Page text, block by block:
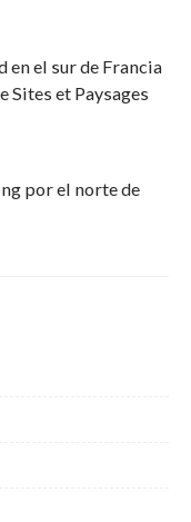
en el sur de Francia
Sites et Paysages
por el norte de